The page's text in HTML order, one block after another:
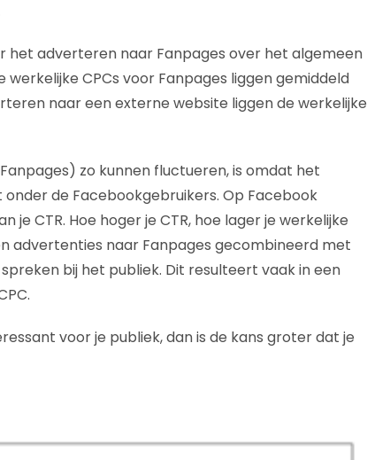
het adverteren naar Fanpages over het algemeen
CPCs voor Fanpages liggen gemiddeld
naar een externe website liggen de werkelijke
zo kunnen fluctueren, is omdat het
de Facebookgebruikers. Op Facebook
CTR. Hoe hoger je CTR, hoe lager je werkelijke
advertenties naar Fanpages gecombineerd met
bij het publiek. Dit resulteert vaak in een
voor je publiek, dan is de kans groter dat je